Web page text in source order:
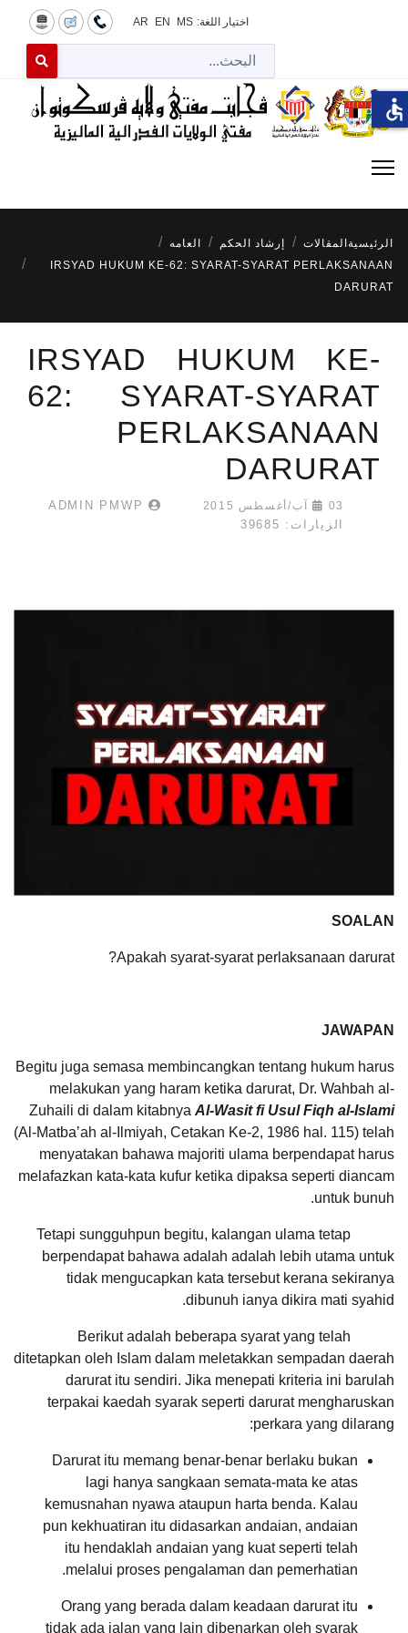
اختيار اللغة: MS
EN
AR
for results.
الرئيسية المقالات إرشاد الحكم
العامه
IRSYAD HUKUM KE-62: SYARAT-SYARAT PERLAKSANAAN
DARURAT
IRSYAD HUKUM KE-
62: SYARAT-SYARAT
PERLAKSANAAN
DARURAT
03 آب/أغسطس 2015
الزيارات: 39685
SOALAN
Apakah syarat-syarat perlaksanaan darurat?
JAWAPAN
Begitu juga semasa membincangkan tentang hukum harus
melakukan yang haram ketika darurat, Dr. Wahbah al-
Zuhaili di dalam kitabnya Al-Wasit fi Usul Fiqh al-Islami
(Al-Matba’ah al-Ilmiyah, Cetakan Ke-2, 1986 hal. 115) telah
menyatakan bahawa majoriti ulama berpendapat harus
melafazkan kata-kata kufur ketika dipaksa seperti diancam
untuk bunuh.
Tetapi sungguhpun begitu, kalangan ulama tetap
berpendapat bahawa adalah adalah lebih utama untuk
tidak mengucapkan kata tersebut kerana sekiranya
dibunuh ianya dikira mati syahid.
Berikut adalah beberapa syarat yang telah
ditetapkan oleh Islam dalam meletakkan sempadan daerah
darurat itu sendiri. Jika menepati kriteria ini barulah
terpakai kaedah syarak seperti darurat mengharuskan
perkara yang dilarang:
Darurat itu memang benar-benar berlaku bukan
lagi hanya sangkaan semata-mata ke atas
kemusnahan nyawa ataupun harta benda. Kalau
pun kekhuatiran itu didasarkan andaian, andaian
itu hendaklah andaian yang kuat seperti telah
melalui proses pengalaman dan pemerhatian.
Orang yang berada dalam keadaan darurat itu
tidak ada jalan yang lain dibenarkan oleh syarak
accessible